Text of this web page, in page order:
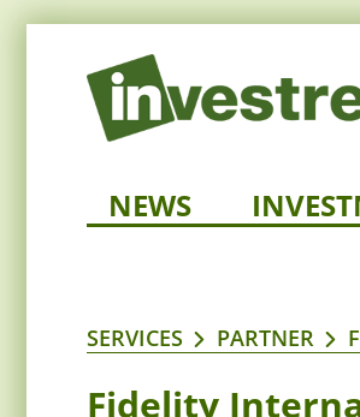
NEWS
SERVICES PARTNER
Fidelity